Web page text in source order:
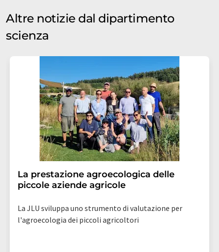
Altre notizie dal dipartimento
scienza
La prestazione agroecologica delle
piccole aziende agricole
La JLU sviluppa uno strumento di valutazione per
l'agroecologia dei piccoli agricoltori